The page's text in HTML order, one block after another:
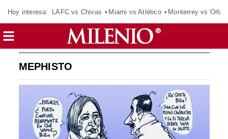
Hoy interesa: LAFC vs Chivas Miami vs Atlético Monterrey vs
MEPHISTO